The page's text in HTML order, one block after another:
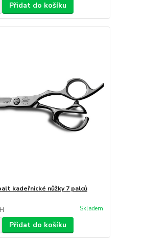
Přidat do košíku
kadeřnické nůžky 7 palců
Skladem
Přidat do košíku